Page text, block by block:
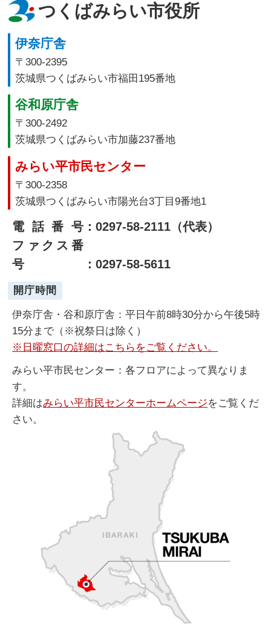
つくばみらい市役所
伊奈庁舎
〒300-2395
茨城県つくばみらい市福田195番地
谷和原庁舎
〒300-2492
茨城県つくばみらい市加藤237番地
みらい平市民センター
〒300-2358
茨城県つくばみらい市陽光台3丁目9番地1
電話番号：0297-58-2111（代表）
ファクス番
号
：0297-58-5611
開庁時間
伊奈庁舎・谷和原庁舎：平日午前8時30分から午後5時
15分まで（※祝祭日は除く）
※日曜窓口の詳細はこちらをご覧ください。
みらい平市民センター：各フロアによって異なりま
す。
詳細はみらい平市民センターホームページをご覧くだ
さい。